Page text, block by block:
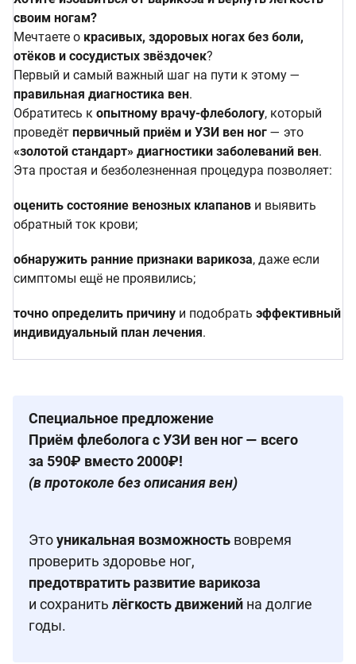
своим ногам?
Мечтаете о красивых, здоровых ногах без боли,
отёков и сосудистых звёздочек?
Первый и самый важный шаг на пути к этому —
правильная диагностика вен.
Обратитесь копытному врачу-флебологу, который
проведётпервичный приём и УЗИ вен ног — это
«золотой стандарт» диагностики заболеваний вен.
Эта простая и безболезненная процедура позволяет:
оценить состояние венозных клапанов и выявить
обратный ток крови;
обнаружить ранние признаки варикоза, даже если
симптомы ещё не проявились;
точно определить причину и подобратьэффективный
индивидуальный план лечения.
Специальное предложение
Приём флеболога с УЗИ вен ног — всего
за 590₽ вместо 2000₽!
(в протоколе без описания вен)
Этоуникальная возможность вовремя
проверить здоровье ног,
предотвратить развитие варикоза
и сохранить лёгкость движений на долгие
годы.